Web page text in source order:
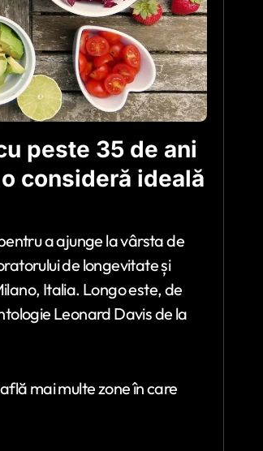
peste 35 de ani
consideră ideală
a ajunge la vârsta de
de longevitate și
Italia. Longo este, de
Leonard Davis de la
mai multe zone în care